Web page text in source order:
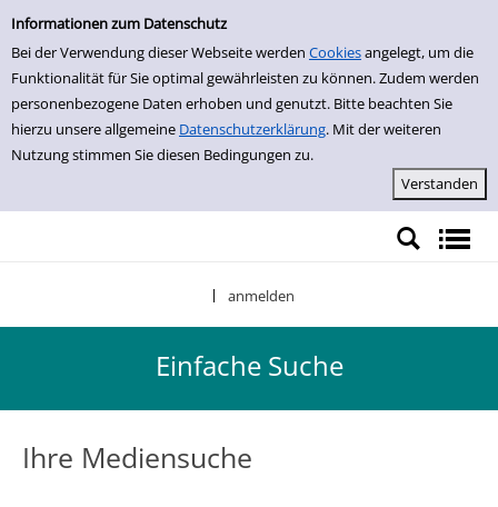
Einfache Suche
Informationen zum Datenschutz
Bei der Verwendung dieser Webseite werden Cookiesangelegt, um die
Funktionalität für Sie optimal gewährleisten zu können. Zudem werden
personenbezogene Daten erhoben und genutzt. Bitte beachten Sie
hierzu unsere allgemeine Datenschutzerklärung. Mit der weiteren
Nutzung stimmen Sie diesen Bedingungen zu.
Zur Detailanzeige springen
anmelden
Einfache Suche
Ihre Mediensuche